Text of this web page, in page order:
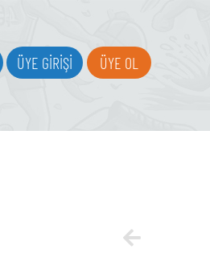
ÜYE GİRİŞİ ÜYE OL